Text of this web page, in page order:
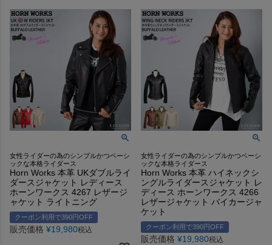
女性ライダーの為のシンプルかつベーシ
ックな本格ライダース
Horn Works 本革 UKダブルライ
ダースジャケット レディース
ホーンワークス 4267 レザージ
ャケット ライトニング
クーポン利用で390円OFF
販売価格 ¥19,980税込
女性ライダーの為のシンプルかつベーシ
ックな本格ライダース
Horn Works 本革 ハイネックシ
ングルライダースジャケット レ
ディース ホーンワークス 4266
レザージャケット バイカージャ
ケット
クーポン利用で390円OFF
販売価格 ¥19,980税込